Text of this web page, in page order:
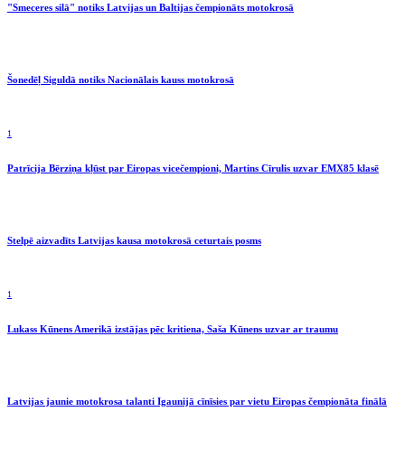
"Smeceres silā" notiks Latvijas un Baltijas čempionāts motokrosā
Šonedēļ Siguldā notiks Nacionālais kauss motokrosā
1
Patrīcija Bērziņa kļūst par Eiropas vicečempioni, Martins Cīrulis uzvar EMX85 klasē
Stelpē aizvadīts Latvijas kausa motokrosā ceturtais posms
1
Lukass Kūnens Amerikā izstājas pēc kritiena, Saša Kūnens uzvar ar traumu
Latvijas jaunie motokrosa talanti Igaunijā cīnīsies par vietu Eiropas čempionāta finālā